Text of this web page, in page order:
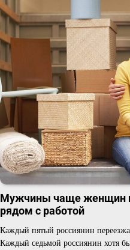
Мужчины чаще женщин
рядом с работой
Каждый пятый россиянин
Каждый седьмой россиянин хотя